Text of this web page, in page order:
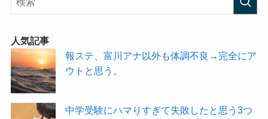
人気記事
報ステ、富川アナ以外も体調不良→完全にア
ウトと思う。
中学受験にハマりすぎて失敗したと思う3つ